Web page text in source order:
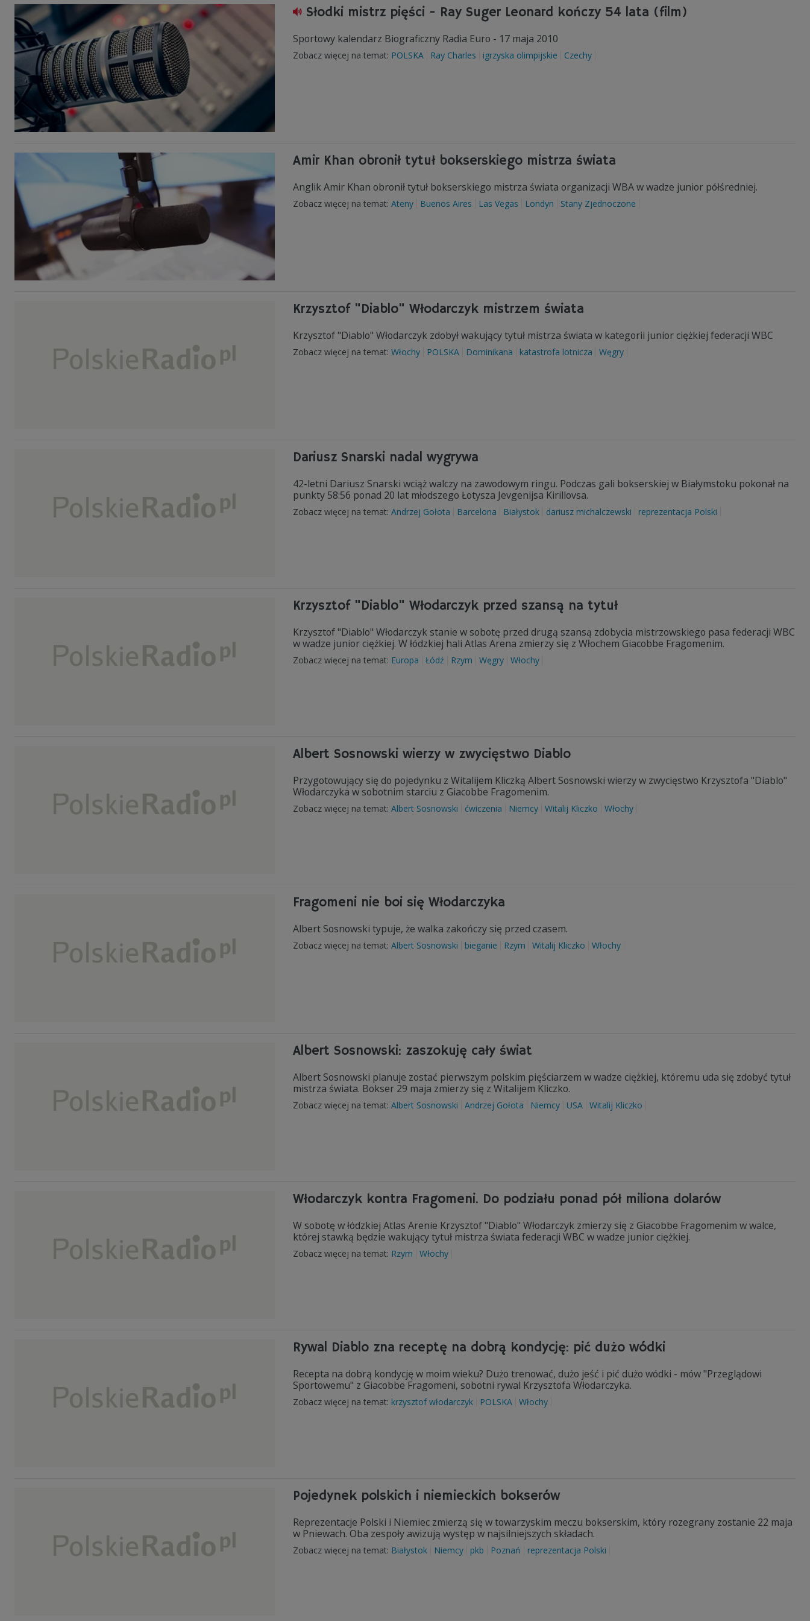
Słodki mistrz pięści - Ray Suger Leonard kończy 54 lata (film)
Sportowy kalendarz Biograficzny Radia Euro - 17 maja 2010
Zobacz więcej na temat: POLSKA Ray Charles igrzyska olimpijskie Czechy
Amir Khan obronił tytuł bokserskiego mistrza świata
Anglik Amir Khan obronił tytuł bokserskiego mistrza świata organizacji WBA w wadze junior półśredniej.
Zobacz więcej na temat: Ateny Buenos Aires Las Vegas Londyn Stany Zjednoczone
Krzysztof "Diablo" Włodarczyk mistrzem świata
Krzysztof "Diablo" Włodarczyk zdobył wakujący tytuł mistrza świata w kategorii junior ciężkiej federacji WBC
Zobacz więcej na temat: Włochy POLSKA Dominikana katastrofa lotnicza Węgry
Dariusz Snarski nadal wygrywa
42-letni Dariusz Snarski wciąż walczy na zawodowym ringu. Podczas gali bokserskiej w Białymstoku pokonał na
punkty 58:56 ponad 20 lat młodszego Łotysza Jevgenijsa Kirillovsa.
Zobacz więcej na temat: Andrzej Gołota Barcelona Białystok dariusz michalczewski reprezentacja Polski
Krzysztof "Diablo" Włodarczyk przed szansą na tytuł
Krzysztof "Diablo" Włodarczyk stanie w sobotę przed drugą szansą zdobycia mistrzowskiego pasa federacji WBC
w wadze junior ciężkiej. W łódzkiej hali Atlas Arena zmierzy się z Włochem Giacobbe Fragomenim.
Zobacz więcej na temat: Europa Łódź Rzym Węgry Włochy
Albert Sosnowski wierzy w zwycięstwo Diablo
Przygotowujący się do pojedynku z Witalijem Kliczką Albert Sosnowski wierzy w zwycięstwo Krzysztofa "Diablo"
Włodarczyka w sobotnim starciu z Giacobbe Fragomenim.
Zobacz więcej na temat: Albert Sosnowski ćwiczenia Niemcy Witalij Kliczko Włochy
Fragomeni nie boi się Włodarczyka
Albert Sosnowski typuje, że walka zakończy się przed czasem.
Zobacz więcej na temat: Albert Sosnowski bieganie Rzym Witalij Kliczko Włochy
Albert Sosnowski: zaszokuję cały świat
Albert Sosnowski planuje zostać pierwszym polskim pięściarzem w wadze ciężkiej, któremu uda się zdobyć tytuł
mistrza świata. Bokser 29 maja zmierzy się z Witalijem Kliczko.
Zobacz więcej na temat: Albert Sosnowski Andrzej Gołota Niemcy USA Witalij Kliczko
Włodarczyk kontra Fragomeni. Do podziału ponad pół miliona dolarów
W sobotę w łódzkiej Atlas Arenie Krzysztof "Diablo" Włodarczyk zmierzy się z Giacobbe Fragomenim w walce,
której stawką będzie wakujący tytuł mistrza świata federacji WBC w wadze junior ciężkiej.
Zobacz więcej na temat: Rzym Włochy
Rywal Diablo zna receptę na dobrą kondycję: pić dużo wódki
Recepta na dobrą kondycję w moim wieku? Dużo trenować, dużo jeść i pić dużo wódki - mów "Przeglądowi
Sportowemu" z Giacobbe Fragomeni, sobotni rywal Krzysztofa Włodarczyka.
Zobacz więcej na temat: krzysztof włodarczyk POLSKA Włochy
Pojedynek polskich i niemieckich bokserów
Reprezentacje Polski i Niemiec zmierzą się w towarzyskim meczu bokserskim, który rozegrany zostanie 22 maja
w Pniewach. Oba zespoły awizują występ w najsilniejszych składach.
Zobacz więcej na temat: Białystok Niemcy pkb Poznań reprezentacja Polski